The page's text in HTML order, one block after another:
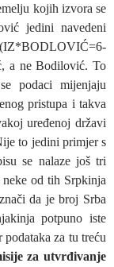
kojih izvora se
jedini navedeni
a ne Bodilović. To
podaci mijenjaju
pristupa i takva
uređenoj državi
to jedini primjer s
se nalaze još tri
od tih Srpkinja
da je broj Srba
potpuno iste
za tu treću
za utvrđivanje